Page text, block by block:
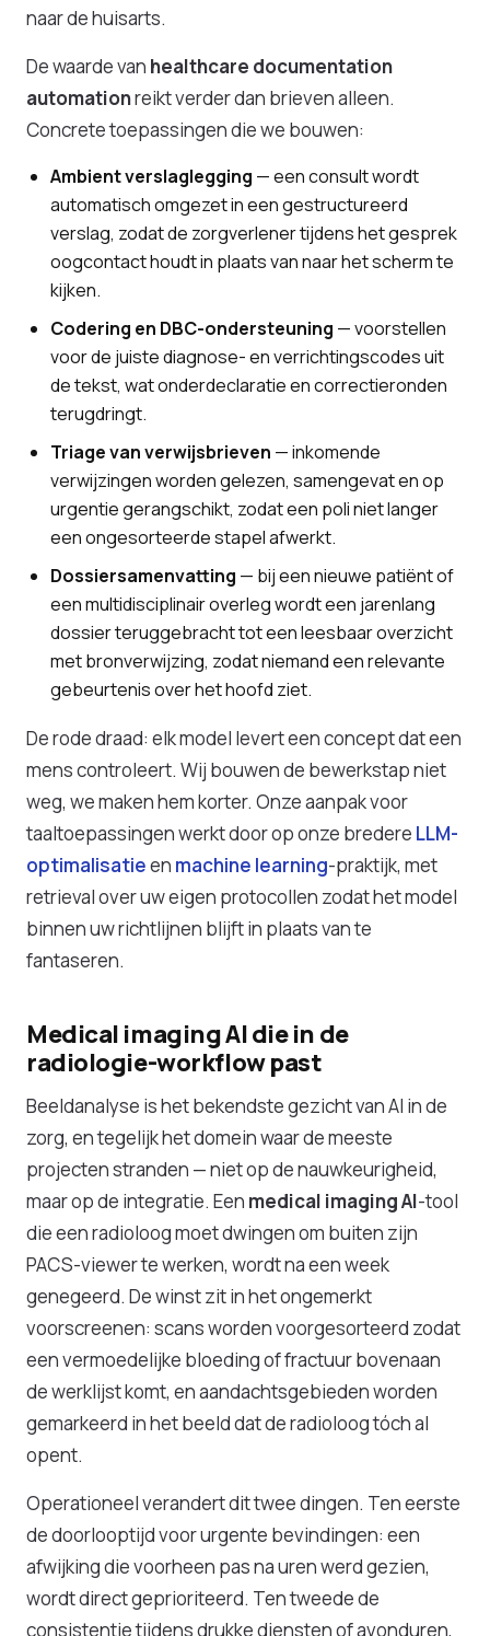
naar de huisarts.
De waarde van healthcare documentation
automationreikt verder dan brieven alleen.
Concrete toepassingen die we bouwen:
Ambient verslaglegging — een consult wordt
automatisch omgezet in een gestructureerd
verslag, zodat de zorgverlener tijdens het gesprek
oogcontact houdt in plaats van naar het scherm te
kijken.
Codering en DBC-ondersteuning — voorstellen
voor de juiste diagnose- en verrichtingscodes uit
de tekst, wat onderdeclaratie en correctieronden
terugdringt.
Triage van verwijsbrieven — inkomende
verwijzingen worden gelezen, samengevat en op
urgentie gerangschikt, zodat een poli niet langer
een ongesorteerde stapel afwerkt.
Dossiersamenvatting — bij een nieuwe patiënt of
een multidisciplinair overleg wordt een jarenlang
dossier teruggebracht tot een leesbaar overzicht
met bronverwijzing, zodat niemand een relevante
gebeurtenis over het hoofd ziet.
De rode draad: elk model levert een concept dat een
mens controleert. Wij bouwen de bewerkstap niet
weg, we maken hem korter. Onze aanpak voor
taaltoepassingen werkt door op onze bredere LLM-
optimalisatieen machine learning-praktijk, met
retrieval over uw eigen protocollen zodat het model
binnen uw richtlijnen blijft in plaats van te
fantaseren.
Medical imaging AI die in de
radiologie-workflow past
Beeldanalyse is het bekendste gezicht van AI in de
zorg, en tegelijk het domein waar de meeste
projecten stranden — niet op de nauwkeurigheid,
maar op de integratie. Een medical imaging AI-tool
die een radioloog moet dwingen om buiten zijn
PACS-viewer te werken, wordt na een week
genegeerd. De winst zit in het ongemerkt
voorscreenen: scans worden voorgesorteerd zodat
een vermoedelijke bloeding of fractuur bovenaan
de werklijst komt, en aandachtsgebieden worden
gemarkeerd in het beeld dat de radioloog tóch al
opent.
Operationeel verandert dit twee dingen. Ten eerste
de doorlooptijd voor urgente bevindingen: een
afwijking die voorheen pas na uren werd gezien,
wordt direct geprioriteerd. Ten tweede de
consistentie tijdens drukke diensten of avonduren,